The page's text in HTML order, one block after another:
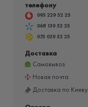
телефону
095 229 52 25
068 139 52 25
073 029 52 25
Доставка
Самовывоз
Новая почта
Доставка по Киеву